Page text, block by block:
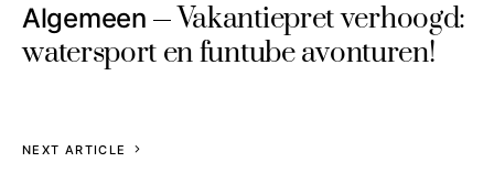
Algemeen
Vakantiepret verhoogd:
watersport en funtube avonturen!
NEXT ARTICLE